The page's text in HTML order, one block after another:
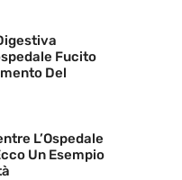
Fucito
Del
L’Ospedale
Un Esempio